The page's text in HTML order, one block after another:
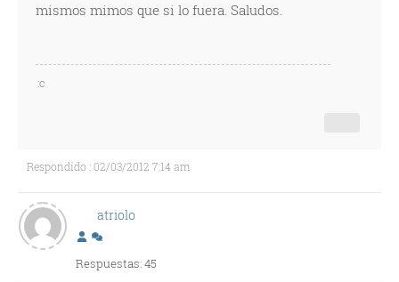
mismos mimos que si lo fuera. Saludos.
:c
Respondido : 02/03/2012 7:14 am
atriolo
Respuestas: 45